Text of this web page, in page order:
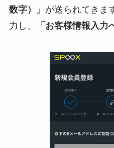
数字）」 が送られてきま
力し、
「お客様情報入力